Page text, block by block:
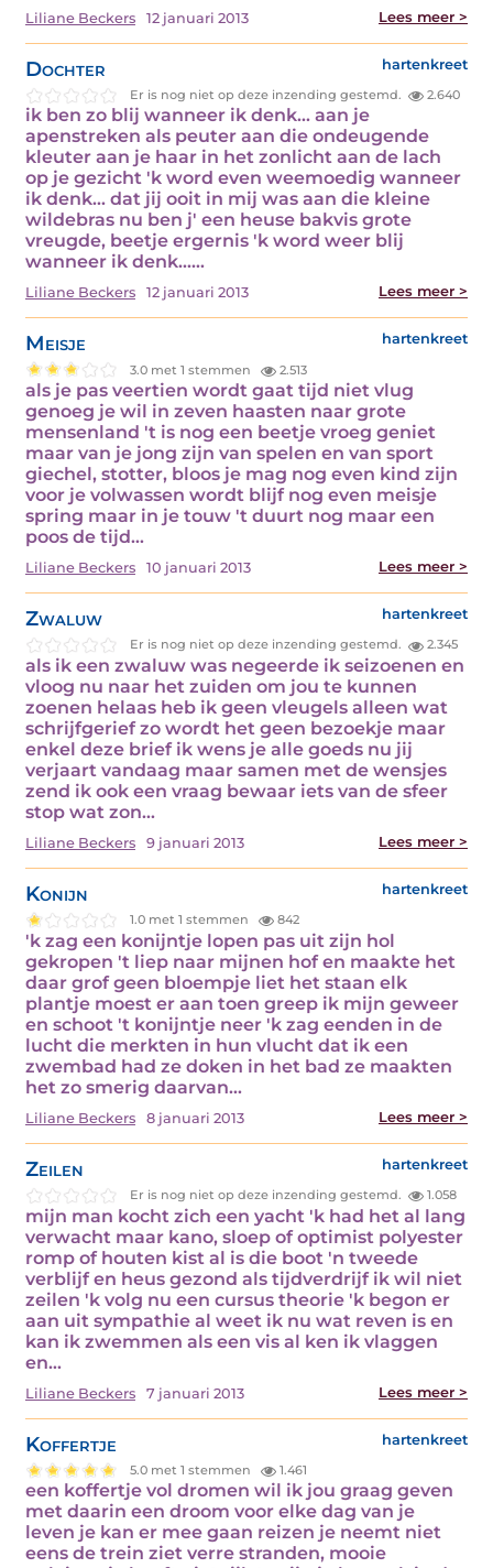
Liliane Beckers 12 januari 2013 Lees meer >
Dochter hartenkreet
Er is nog niet op deze inzending gestemd. 2.640
ik ben zo blij wanneer ik denk... aan je
apenstreken als peuter aan die ondeugende
kleuter aan je haar in het zonlicht aan de lach
op je gezicht 'k word even weemoedig wanneer
ik denk... dat jij ooit in mij was aan die kleine
wildebras nu ben j' een heuse bakvis grote
vreugde, beetje ergernis 'k word weer blij
wanneer ik denk...…
Liliane Beckers 12 januari 2013 Lees meer >
Meisje hartenkreet
3.0 met 1 stemmen 2.513
als je pas veertien wordt gaat tijd niet vlug
genoeg je wil in zeven haasten naar grote
mensenland 't is nog een beetje vroeg geniet
maar van je jong zijn van spelen en van sport
giechel, stotter, bloos je mag nog even kind zijn
voor je volwassen wordt blijf nog even meisje
spring maar in je touw 't duurt nog maar een
poos de tijd…
Liliane Beckers 10 januari 2013 Lees meer >
Zwaluw hartenkreet
Er is nog niet op deze inzending gestemd. 2.345
als ik een zwaluw was negeerde ik seizoenen en
vloog nu naar het zuiden om jou te kunnen
zoenen helaas heb ik geen vleugels alleen wat
schrijfgerief zo wordt het geen bezoekje maar
enkel deze brief ik wens je alle goeds nu jij
verjaart vandaag maar samen met de wensjes
zend ik ook een vraag bewaar iets van de sfeer
stop wat zon…
Liliane Beckers 9 januari 2013 Lees meer >
Konijn hartenkreet
1.0 met 1 stemmen 842
'k zag een konijntje lopen pas uit zijn hol
gekropen 't liep naar mijnen hof en maakte het
daar grof geen bloempje liet het staan elk
plantje moest er aan toen greep ik mijn geweer
en schoot 't konijntje neer 'k zag eenden in de
lucht die merkten in hun vlucht dat ik een
zwembad had ze doken in het bad ze maakten
het zo smerig daarvan…
Liliane Beckers 8 januari 2013 Lees meer >
Zeilen hartenkreet
Er is nog niet op deze inzending gestemd. 1.058
mijn man kocht zich een yacht 'k had het al lang
verwacht maar kano, sloep of optimist polyester
romp of houten kist al is die boot 'n tweede
verblijf en heus gezond als tijdverdrijf ik wil niet
zeilen 'k volg nu een cursus theorie 'k begon er
aan uit sympathie al weet ik nu wat reven is en
kan ik zwemmen als een vis al ken ik vlaggen
en…
Liliane Beckers 7 januari 2013 Lees meer >
Koffertje hartenkreet
5.0 met 1 stemmen 1.461
een koffertje vol dromen wil ik jou graag geven
met daarin een droom voor elke dag van je
leven je kan er mee gaan reizen je neemt niet
eens de trein ziet verre stranden, mooie